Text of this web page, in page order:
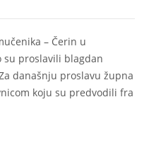
– Čerin u
su proslavili blagdan
današnju proslavu župna
koju su predvodili fra